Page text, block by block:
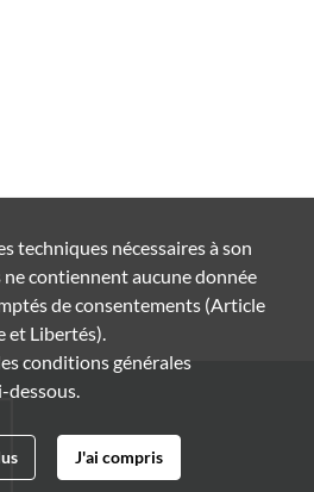
techniques nécessaires à son
contiennent aucune donnée
de consentements (Article
et Libertés).
conditions générales
dessous.
J'ai compris